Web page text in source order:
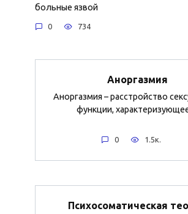
больные язвой
0 734
Аноргазмия
Аноргазмия – расстройство
функции,
0 1.5к.
Психосоматическая